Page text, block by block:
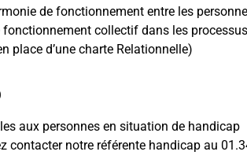
de fonctionnement entre les
fonctionnement collectif dans les
place d’une charte Relationnelle)
aux personnes en situation de handicap
contacter notre référente handicap au